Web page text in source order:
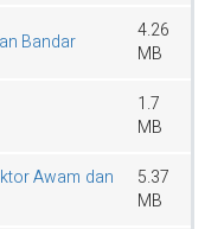
Bandar
4.26
MB
1.7
MB
Awam dan
5.37
MB